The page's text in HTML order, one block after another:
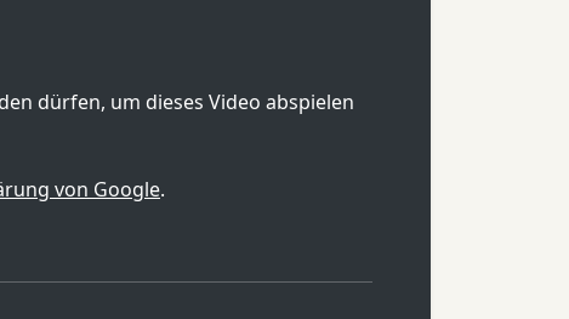
dürfen, um dieses Video abspielen
von Google.